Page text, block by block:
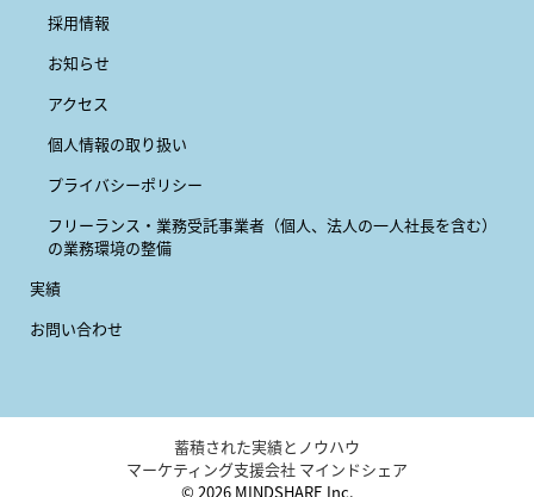
採用情報
お知らせ
アクセス
個人情報の取り扱い
プライバシーポリシー
フリーランス・業務受託事業者 （個人、法人の一人社長を含む）
の業務環境の整備
実績
お問い合わせ
蓄積された実績とノウハウ
マーケティング支援会社 マインドシェア
© 2026 MINDSHARE Inc.